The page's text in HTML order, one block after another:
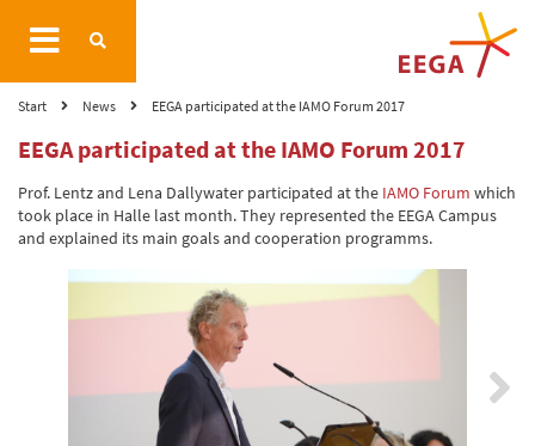
Start News EEGA participated at the IAMO Forum 2017
EEGA participated at the IAMO Forum 2017
Prof. Lentz and Lena Dallywater participated at the IAMO Forum which
took place in Halle last month. They represented the EEGA Campus
and explained its main goals and cooperation programms.